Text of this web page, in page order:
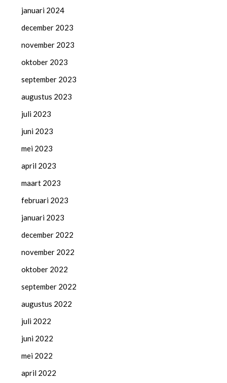
januari 2024
december 2023
november 2023
oktober 2023
september 2023
augustus 2023
juli 2023
juni 2023
mei 2023
april 2023
maart 2023
februari 2023
januari 2023
december 2022
november 2022
oktober 2022
september 2022
augustus 2022
juli 2022
juni 2022
mei 2022
april 2022